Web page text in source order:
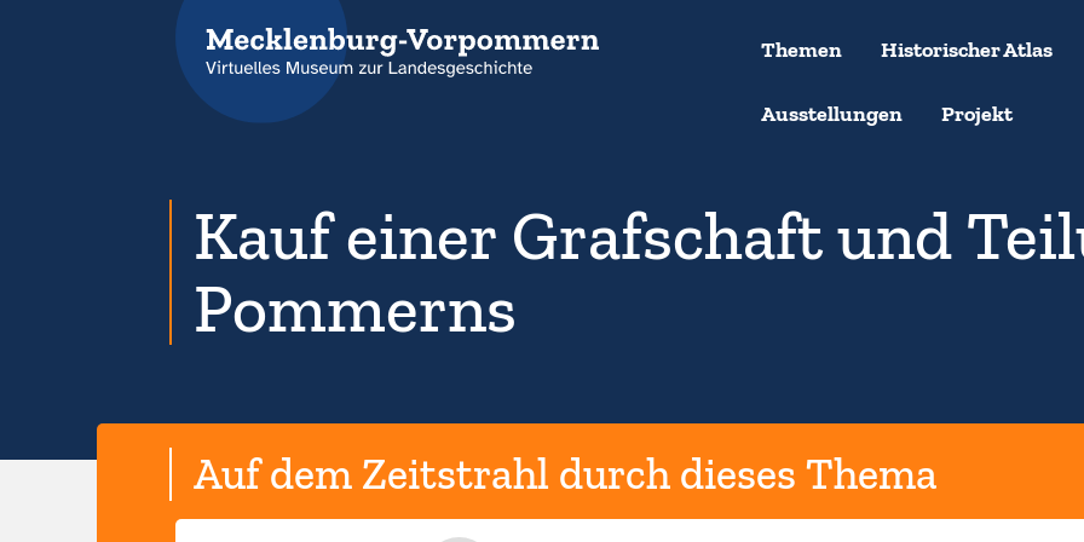
Themen Historischer Atlas
Ausstellungen Projekt
Kauf einer Grafschaft und
Pommerns
Auf dem Zeitstrahl durch dieses Thema